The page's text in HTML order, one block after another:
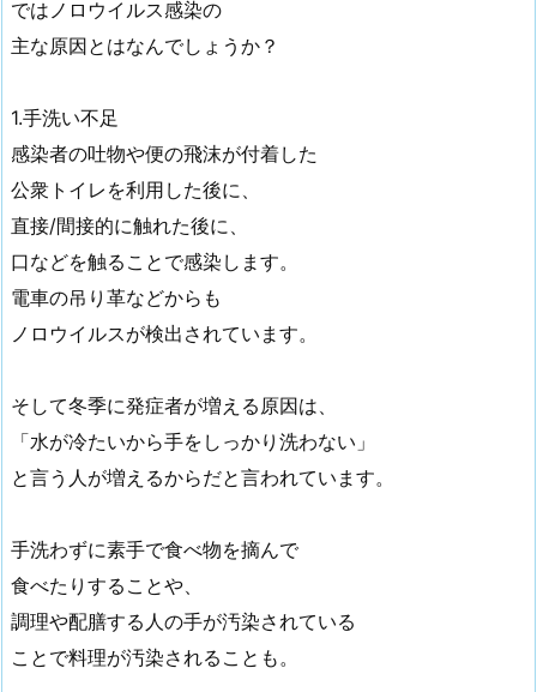
ではノロウイルス感染の
主な原因とはなんでしょうか？
1.手洗い不足
感染者の吐物や便の飛沫が付着した
公衆トイレを利用した後に、
直接/間接的に触れた後に、
口などを触ることで感染します。
電車の吊り革などからも
ノロウイルスが検出されています。
そして冬季に発症者が増える原因は、
「水が冷たいから手をしっかり洗わない」
と言う人が増えるからだと言われています。
手洗わずに素手で食べ物を摘んで
食べたりすることや、
調理や配膳する人の手が汚染されている
ことで料理が汚染されることも。